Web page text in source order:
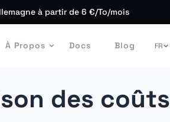
à partir de 6 €/To/mois
FR
À Propos Docs Blog
des coûts